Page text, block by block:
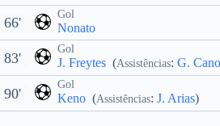
Gol
Nonato
66'
Gol
J. Freytes (Assistências: G. Cano
83'
Gol
Keno (Assistências: J. Arias)
90'